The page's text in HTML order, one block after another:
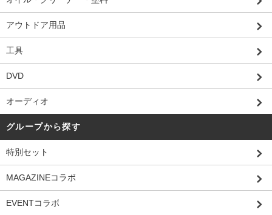
アウトドア用品
工具
DVD
オーディオ
グループから探す
特別セット
MAGAZINEコラボ
EVENTコラボ